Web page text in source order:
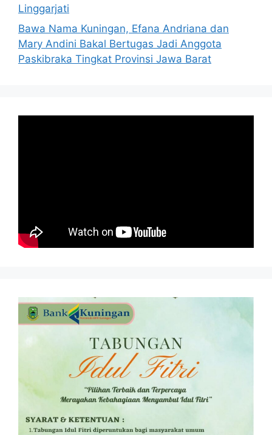
Linggarjati
Bawa Nama Kuningan, Efana Andriana dan
Mary Andini Bakal Bertugas Jadi Anggota
Paskibraka Tingkat Provinsi Jawa Barat